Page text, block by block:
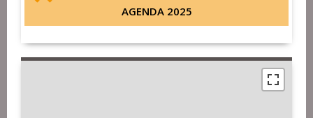
AGENDA 2025